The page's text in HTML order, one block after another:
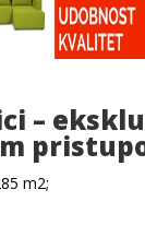
–
m2;